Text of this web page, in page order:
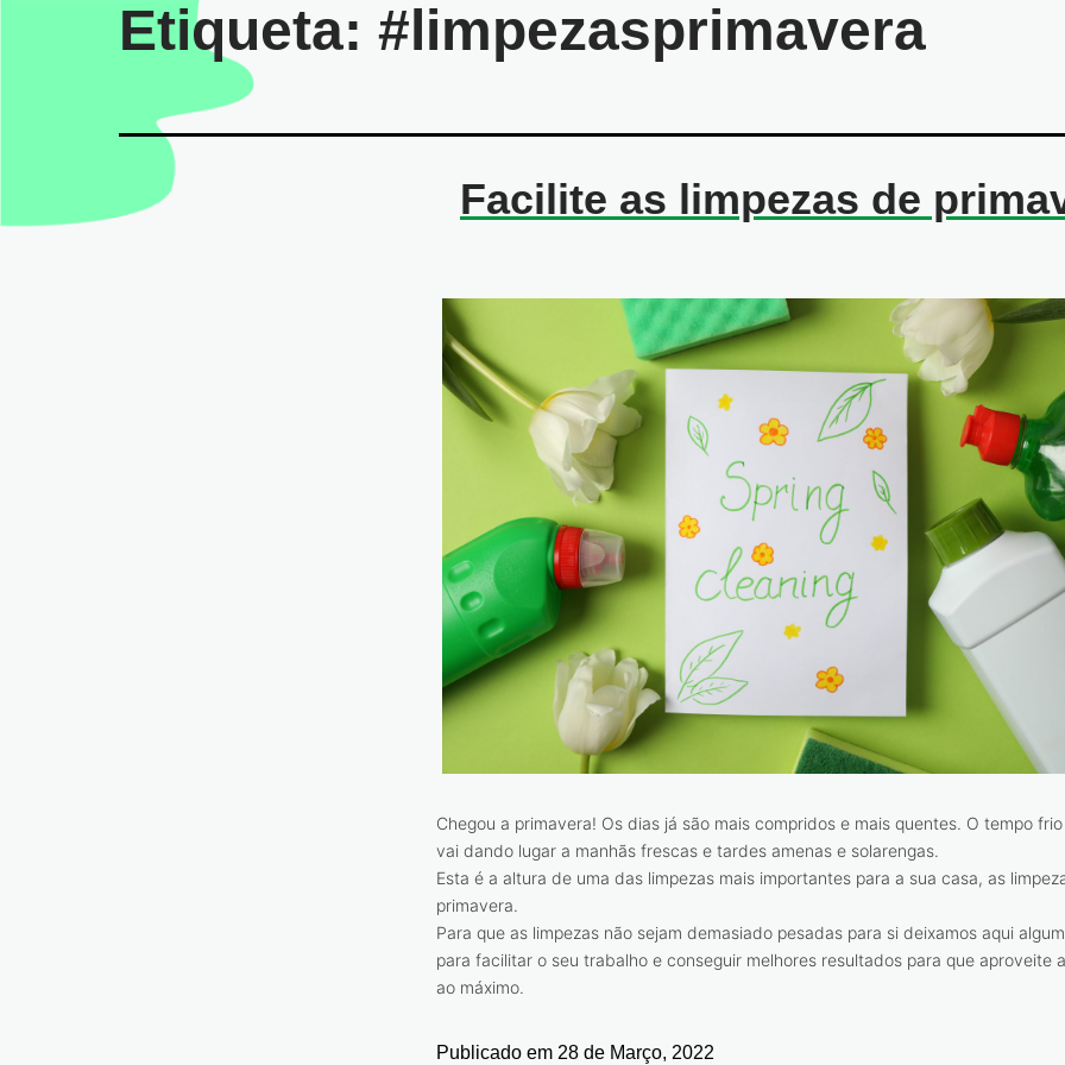
Etiqueta: #limpezasprimavera
Facilite as limpezas de
Chegou a primavera! Os dias já são mais compridos e mais quentes. O tempo
vai dando lugar a manhãs frescas e tardes amenas e solarengas.
Esta é a altura de uma das limpezas mais importantes para a sua casa, as
primavera.
Para que as limpezas não sejam demasiado pesadas para si deixamos aqui
para facilitar o seu trabalho e conseguir melhores resultados para que aproveite
ao máximo.
Publicado em 28 de Março, 2022